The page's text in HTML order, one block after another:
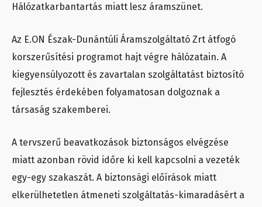
Hálózatkarbantartás miatt lesz áramszünet.
Az E.ON Észak-Dunántúli Áramszolgáltató Zrt átfogó
korszerűsítési programot hajt végre hálózatain. A
kiegyensúlyozott és zavartalan szolgáltatást biztosító
fejlesztés érdekében folyamatosan dolgoznak a
társaság szakemberei.
A tervszerű beavatkozások biztonságos elvégzése
miatt azonban rövid időre ki kell kapcsolni a vezeték
egy-egy szakaszát. A biztonsági előírások miatt
elkerülhetetlen átmeneti szolgáltatás-kimaradásért a